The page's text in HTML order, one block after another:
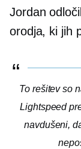
Jordan
orodja, ki jih
To rešitev so
Lightspeed
navdušeni,